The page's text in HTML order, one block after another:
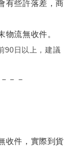
有些許落差，商
物流無收件。
90日以上，建議
－－
收件，實際到貨